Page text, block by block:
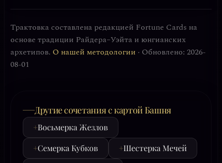
Трактовка составлена редакцией Fortune Cards на
основе традиции Райдера–Уэйта и юнгианских
архетипов. О нашей методологии · Обновлено: 2026-
08-01
Другие сочетания с картой Башня
+Восьмерка Жезлов
+Семерка Кубков +Шестерка Мечей